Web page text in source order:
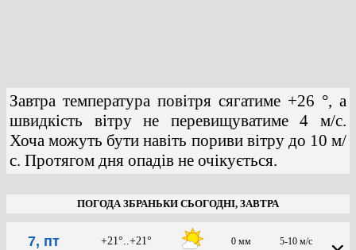
Завтра температура повітря сягатиме +26 °, а
швидкість вітру не перевищуватиме 4 м/с.
Хоча можуть бути навіть пориви вітру до 10 м/
с. Протягом дня опадів не очікується.
ПОГОДА ЗБРАНЬКИ СЬОГОДНІ, ЗАВТРА
7, пт +21°..+21° 0 мм 5-10 м/с